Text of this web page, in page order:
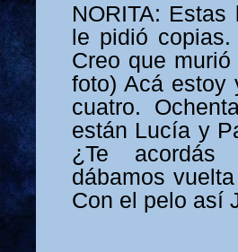
NORITA:
le pidió
Creo que
foto) Acá estoy
cuatro.
están Lucía y
¿Te acordás
dábamos
Con el pelo así